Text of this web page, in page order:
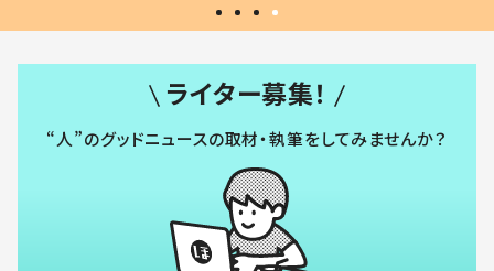
ライター募集！
“人”のグッドニュースの取材・執筆をしてみませんか？